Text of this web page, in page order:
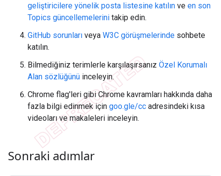
geliştiricilere yönelik posta listesine katılın ve en son
Topics güncellemelerini takip edin.
GitHub sorunları veya W3C görüşmelerinde sohbete
katılın.
Bilmediğiniz terimlerle karşılaşırsanız Özel Korumalı
Alan sözlüğünü inceleyin.
Chrome flag'leri gibi Chrome kavramları hakkında daha
fazla bilgi edinmek için goo.gle/cc adresindeki kısa
videoları ve makaleleri inceleyin.
Sonraki adımlar